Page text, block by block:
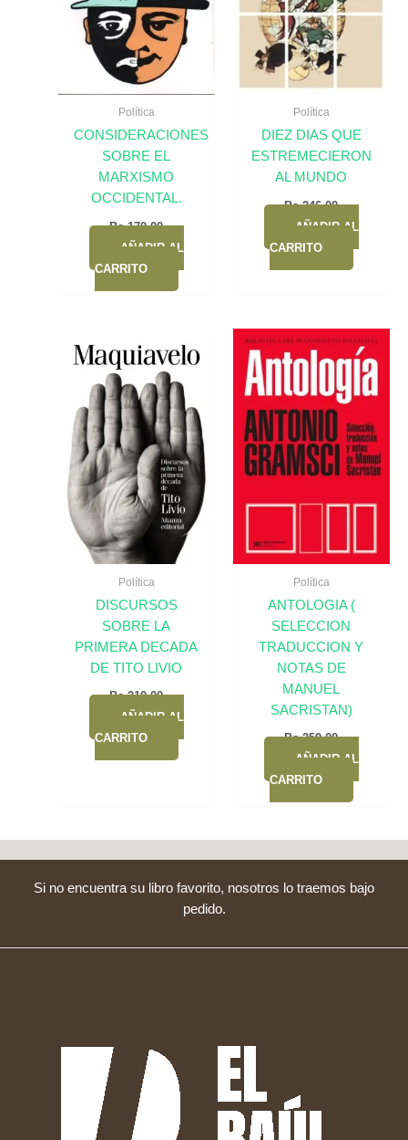
Política
CONSIDERACIONES
SOBRE EL
MARXISMO
OCCIDENTAL.
Bs.170,00
AÑADIR AL
CARRITO
Política
DIEZ DIAS QUE
ESTREMECIERON
AL MUNDO
Bs.246,00
AÑADIR AL
CARRITO
Política
DISCURSOS
SOBRE LA
PRIMERA DECADA
DE TITO LIVIO
Bs.210,00
AÑADIR AL
CARRITO
Política
ANTOLOGIA (
SELECCION
TRADUCCION Y
NOTAS DE
MANUEL
SACRISTAN)
Bs.259,00
AÑADIR AL
CARRITO
Si no encuentra su libro favorito, nosotros lo traemos bajo
pedido.